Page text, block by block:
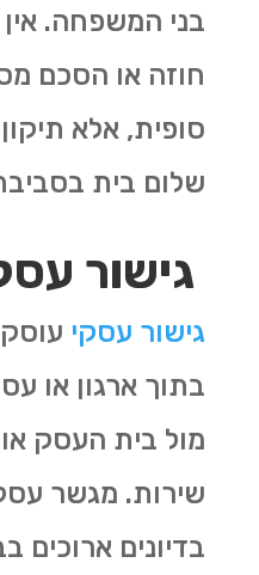
בני המשפחה.
חוזה או הסכם
סופית, אלא
שלום בית
גישור
גישור עסקי
בתוך ארגון או
מול בית העסק
שירות. מגשר
בדיונים ארוכים